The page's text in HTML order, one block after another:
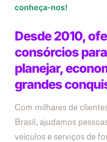
conheça-nos!
Desde 2010,
consórcios
planejar,
grandes
Com milhares de
Brasil, ajudamos
veículos e serviços de